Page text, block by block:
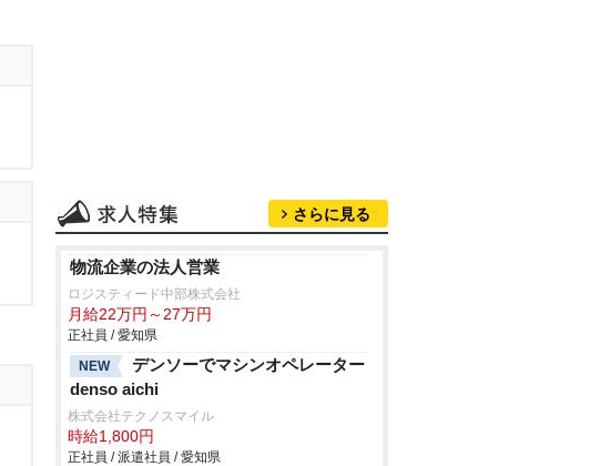
さらに見る
物流企業の法人営業
ロジスティード中部株式会社
月給22万円～27万円
正社員 / 愛知県
NEW
デンソーでマシンオペレーター
denso aichi
株式会社テクノスマイル
時給1,800円
正社員 / 派遣社員 / 愛知県